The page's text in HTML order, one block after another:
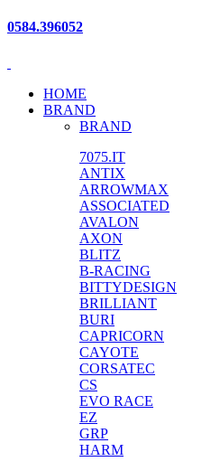
0584.396052
HOME
BRAND
BRAND
7075.IT
ANTIX
ARROWMAX
ASSOCIATED
AVALON
AXON
BLITZ
B-RACING
BITTYDESIGN
BRILLIANT
BURI
CAPRICORN
CAYOTE
CORSATEC
CS
EVO RACE
EZ
GRP
HARM